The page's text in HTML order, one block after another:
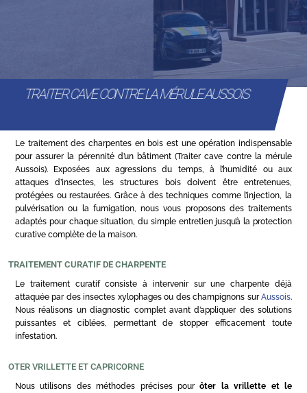
TRAITER CAVE CONTRE LA MÉRULE AUSSOIS
Le traitement des charpentes en bois est une opération indispensable
pour assurer la pérennité d’un bâtiment (Traiter cave contre la mérule
Aussois). Exposées aux agressions du temps, à l’humidité ou aux
attaques d’insectes, les structures bois doivent être entretenues,
protégées ou restaurées. Grâce à des techniques comme l’injection, la
pulvérisation ou la fumigation, nous vous proposons des traitements
adaptés pour chaque situation, du simple entretien jusqu’à la protection
curative complète de la maison.
TRAITEMENT CURATIF DE CHARPENTE
Le traitement curatif consiste à intervenir sur une charpente déjà
attaquée par des insectes xylophages ou des champignons surAussois.
Nous réalisons un diagnostic complet avant d’appliquer des solutions
puissantes et ciblées, permettant de stopper efficacement toute
infestation.
OTER VRILLETTE ET CAPRICORNE
Nous utilisons des méthodes précises pourôter la vrillette et le